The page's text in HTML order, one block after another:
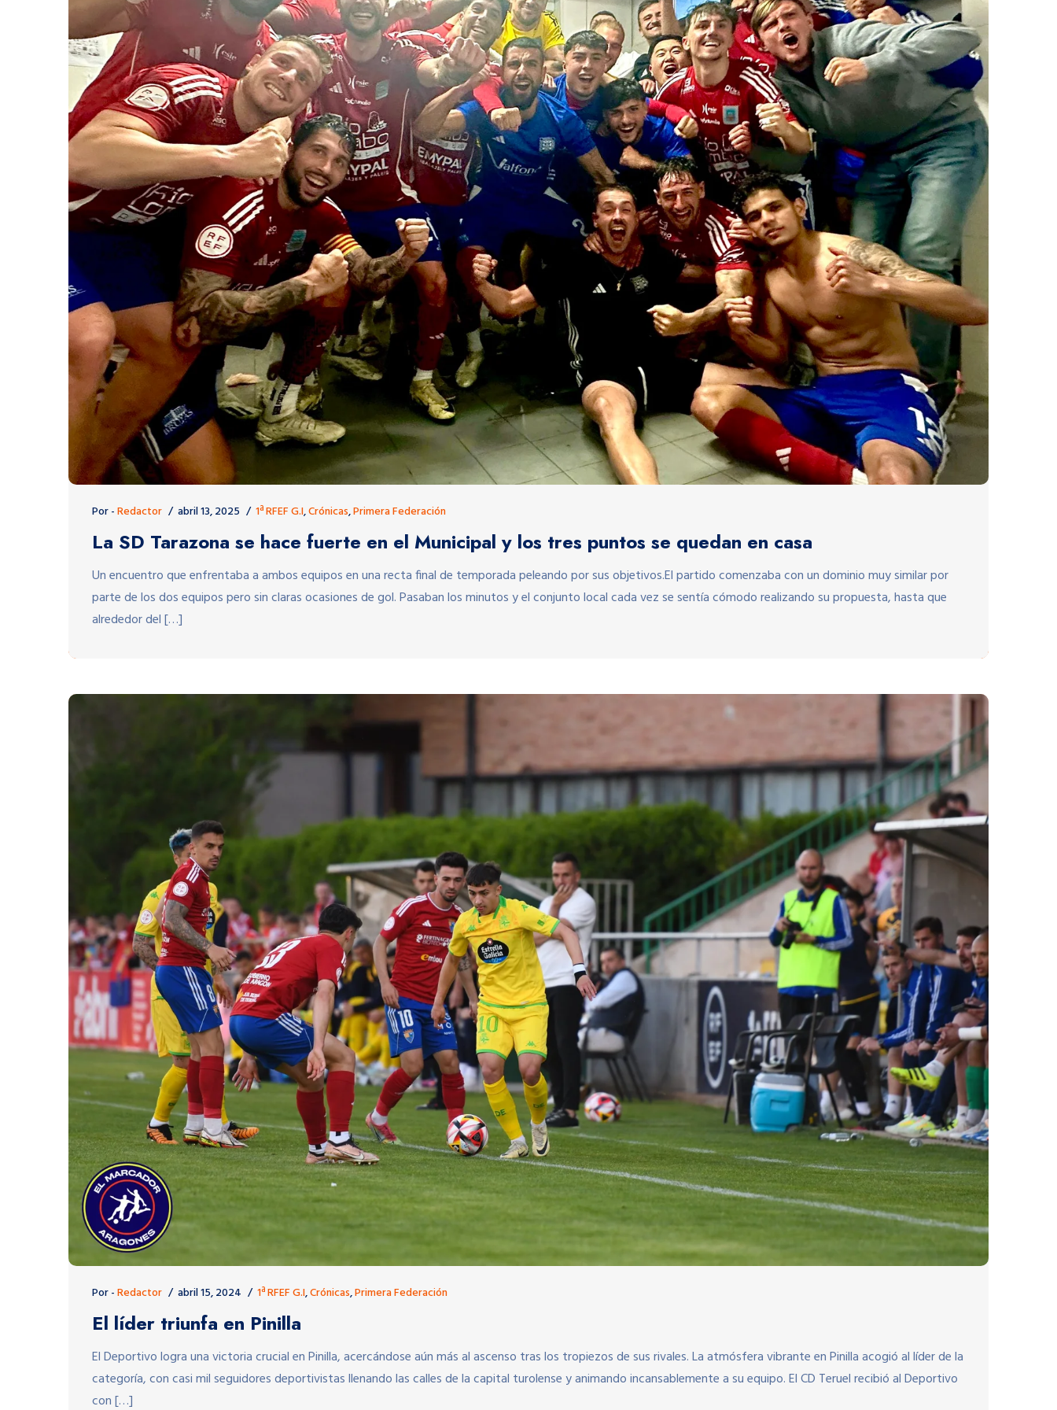
Por -Redactor abril 13, 2025 1ª RFEF G.I,Crónicas,Primera Federación
La SD Tarazona se hace fuerte en el Municipal y los tres puntos se quedan en casa
Un encuentro que enfrentaba a ambos equipos en una recta final de temporada peleando por sus objetivos.El partido comenzaba con un dominio muy similar por
parte de los dos equipos pero sin claras ocasiones de gol. Pasaban los minutos y el conjunto local cada vez se sentía cómodo realizando su propuesta, hasta que
alrededor del […]
Por -Redactor abril 15, 2024 1ª RFEF G.I,Crónicas,Primera Federación
El líder triunfa en Pinilla
El Deportivo logra una victoria crucial en Pinilla, acercándose aún más al ascenso tras los tropiezos de sus rivales. La atmósfera vibrante en Pinilla acogió al líder de la
categoría, con casi mil seguidores deportivistas llenando las calles de la capital turolense y animando incansablemente a su equipo. El CD Teruel recibió al Deportivo
con […]